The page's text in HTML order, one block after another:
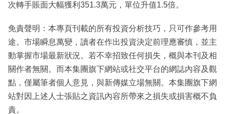
次轉手賬面大幅獲利351.3萬元，單位升值1.5倍。
免責聲明：本專頁刊載的所有投資分析技巧，只可作參考用
途。市場瞬息萬變，讀者在作出投資決定前理應審慎，並主
動掌握市場最新狀況。若不幸招致任何損失，概與本刊及相
關作者無關。而本集團旗下網站或社交平台的網誌內容及觀
點，僅屬筆者個人意見，與新傳媒立場無關。本集團旗下網
站對因上述人士張貼之資訊內容所帶來之損失或損害概不負
責。